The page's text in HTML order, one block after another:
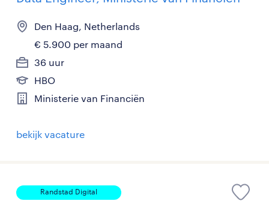
Den Haag, Netherlands
€ 5.900 per maand
36 uur
HBO
Ministerie van Financiën
bekijk vacature
Randstad Digital